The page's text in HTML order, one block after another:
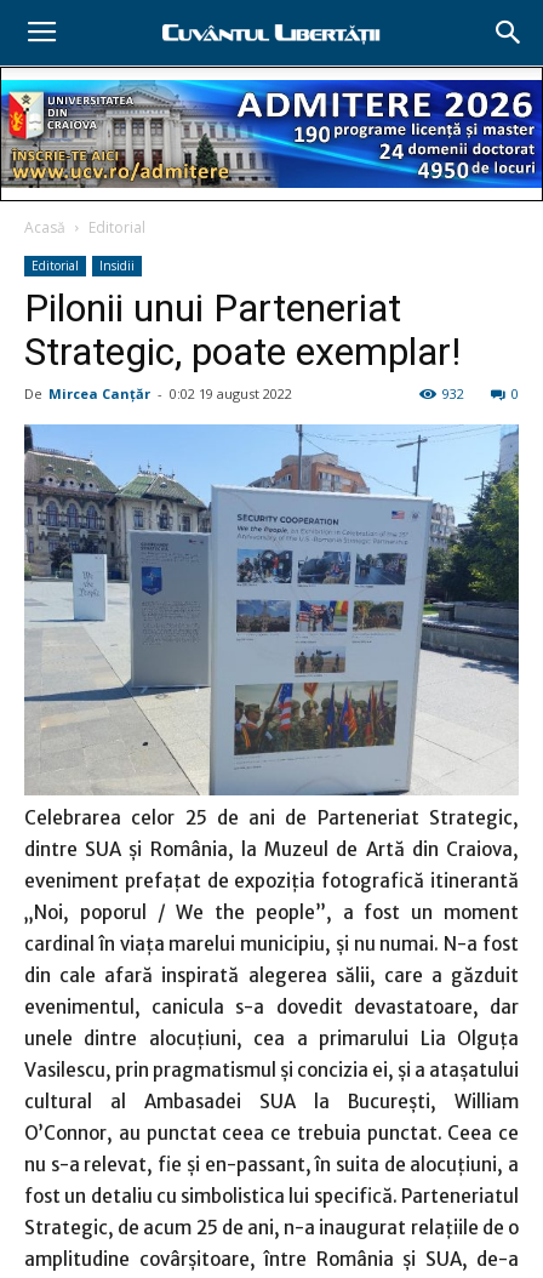
Acasă Editorial
Editorial Insidii
Pilonii unui Parteneriat
Strategic, poate exemplar!
De Mircea Canţăr - 0:02 19 august 2022 0
932
Celebrarea celor 25 de ani de Parteneriat Strategic,
dintre SUA şi România, la Muzeul de Artă din Craiova,
eveniment prefaţat de expoziţia fotografică itinerantă
„Noi, poporul / We the people”, a fost un moment
cardinal în viaţa marelui municipiu, şi nu numai. N-a fost
din cale afară inspirată alegerea sălii, care a găzduit
evenimentul, canicula s-a dovedit devastatoare, dar
unele dintre alocuţiuni, cea a primarului Lia Olguţa
Vasilescu, prin pragmatismul şi concizia ei, şi a ataşatului
cultural al Ambasadei SUA la Bucureşti, William
O’Connor, au punctat ceea ce trebuia punctat. Ceea ce
nu s-a relevat, fie şi en-passant, în suita de alocuţiuni, a
fost un detaliu cu simbolistica lui specifică. Parteneriatul
Strategic, de acum 25 de ani, n-a inaugurat relaţiile de o
amplitudine covârşitoare, între România şi SUA, de-a